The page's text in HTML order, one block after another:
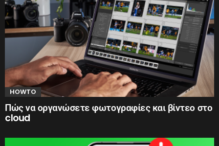
HOWTO
Πώς να οργανώσετε φωτογραφίες και βίντεο στο
cloud